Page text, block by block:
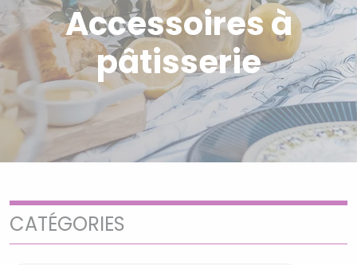
Accessoires à
pâtisserie
CATÉGORIES